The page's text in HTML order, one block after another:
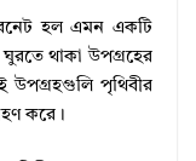
হল এমন একটি
থাকা উপগ্রহের
উপগ্রহগুলি পৃথিবীর
করে।